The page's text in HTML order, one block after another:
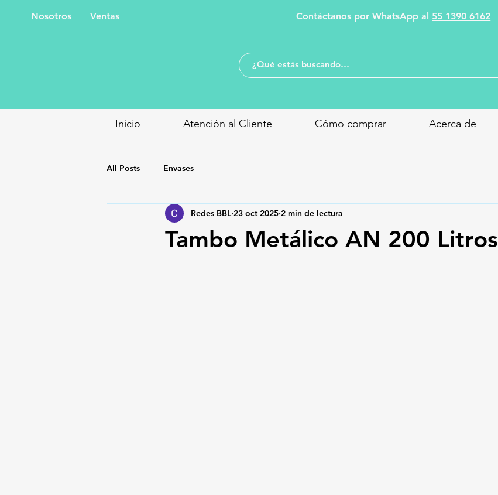
Nosotros Ventas Contáctanos por WhatsApp al 55 1390 6162
Inicio Atención al Cliente Cómo comprar Acerca de
All Posts Envases
Tambo Metálico AN 200 Litros
Redes BBL 23 oct 2025 2 min de lectura